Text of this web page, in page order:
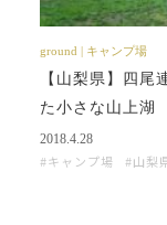
ground | キャンプ場
【山梨県】四尾
た小さな山上湖
2018.4.28
キャンプ場 山梨